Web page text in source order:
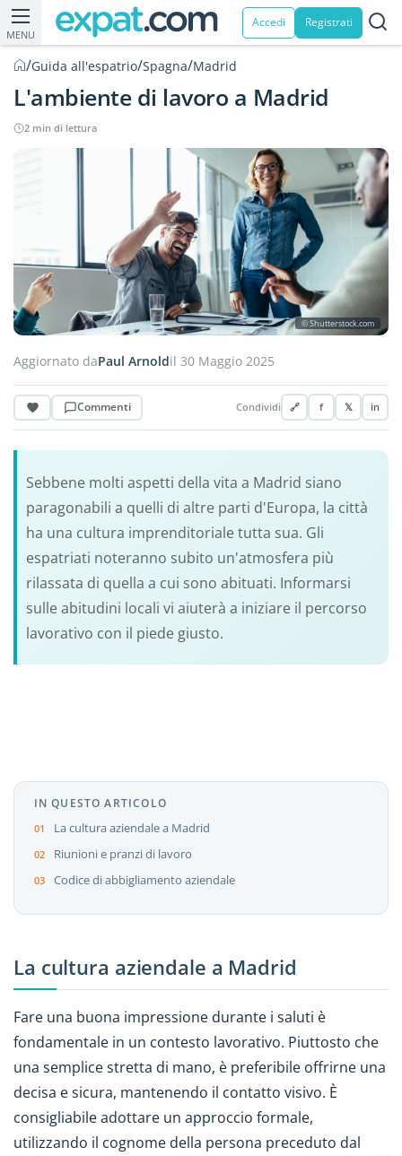
MENU
Accedi Registrati
/Guida all'espatrio/Spagna/Madrid
L'ambiente di lavoro a Madrid
2 min di lettura
© Shutterstock.com
Aggiornato daPaul Arnoldil 30 Maggio 2025
Commenti Condividi 🔗 f 𝕏 in
Sebbene molti aspetti della vita a Madrid siano
paragonabili a quelli di altre parti d'Europa, la città
ha una cultura imprenditoriale tutta sua. Gli
espatriati noteranno subito un'atmosfera più
rilassata di quella a cui sono abituati. Informarsi
sulle abitudini locali vi aiuterà a iniziare il percorso
lavorativo con il piede giusto.
IN QUESTO ARTICOLO
La cultura aziendale a Madrid
Riunioni e pranzi di lavoro
Codice di abbigliamento aziendale
La cultura aziendale a Madrid
Fare una buona impressione durante i saluti è
fondamentale in un contesto lavorativo. Piuttosto che
una semplice stretta di mano, è preferibile offrirne una
decisa e sicura, mantenendo il contatto visivo. È
consigliabile adottare un approccio formale,
utilizzando il cognome della persona preceduto dal